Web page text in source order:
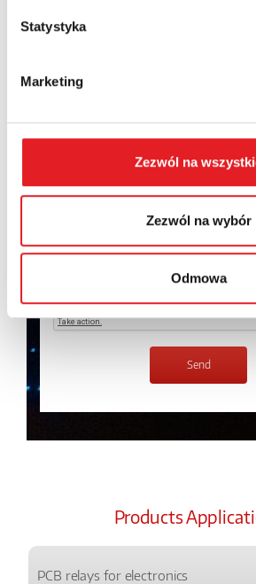
Statystyka
Marketing
Zezwól na
Zezwól na wybór
Odmowa
Contents: *
I consent to the processing of my
personal data in thePrivacy Policy*
*
Products
PCB relays for electronics